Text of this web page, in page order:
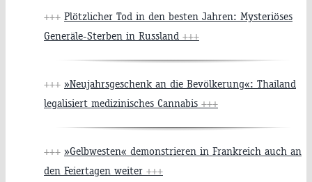
+++ Plötzlicher Tod in den besten Jahren: Mysteriöses
Generäle-Sterben in Russland +++
+++ »Neujahrsgeschenk an die Bevölkerung«: Thailand
legalisiert medizinisches Cannabis +++
+++ »Gelbwesten« demonstrieren in Frankreich auch an
den Feiertagen weiter +++